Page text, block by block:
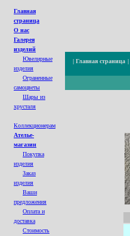
Главная
страница
О нас
Галерея
изделий
Ювелирные
изделия
Ограненные
cамоцветы
Шары из
хрусталя
Коллекционерам
Ателье-
магазин
Покупка
изделия
Заказ
изделия
Ваши
предложения
Оплата и
доставка
Стоимость
| Главная страница |